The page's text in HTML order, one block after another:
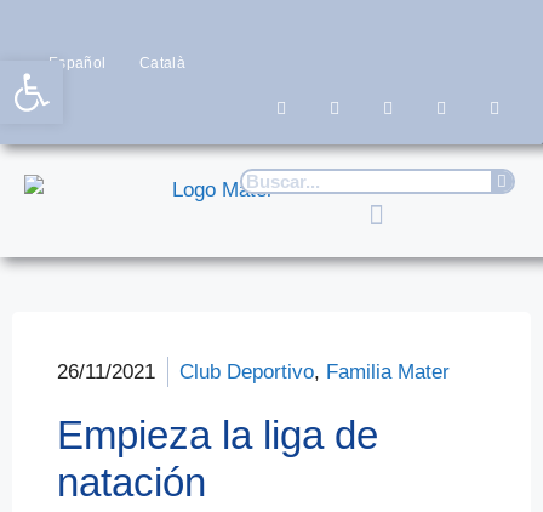
Español Català
26/11/2021 Club Deportivo, Familia Mater
Empieza la liga de
natación
Abrir barra de herramientas